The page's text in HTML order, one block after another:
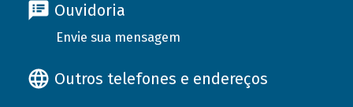
Ouvidoria
Envie sua mensagem
Outros telefones e endereços